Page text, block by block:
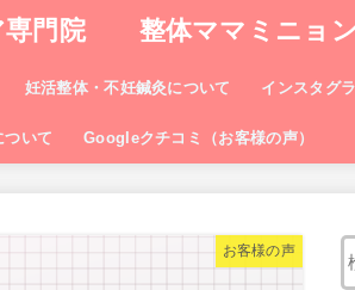
専門院 整体ママミニョ
妊活整体・不妊鍼灸について インスタグ
ついて Googleクチコミ（お客様の声）
お客様の声